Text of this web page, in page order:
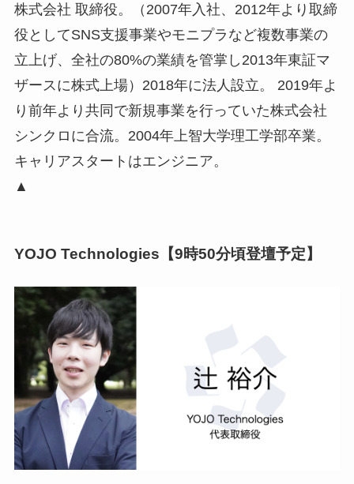
株式会社 取締役。（2007年入社、2012年より取締
役としてSNS支援事業やモニプラなど複数事業の
立上げ、全社の80%の業績を管掌し2013年東証マ
ザースに株式上場）2018年に法人設立。 2019年よ
り前年より共同で新規事業を行っていた株式会社
シンクロに合流。2004年上智大学理工学部卒業。
キャリアスタートはエンジニア。
▲
YOJO Technologies【9時50分頃登壇予定】